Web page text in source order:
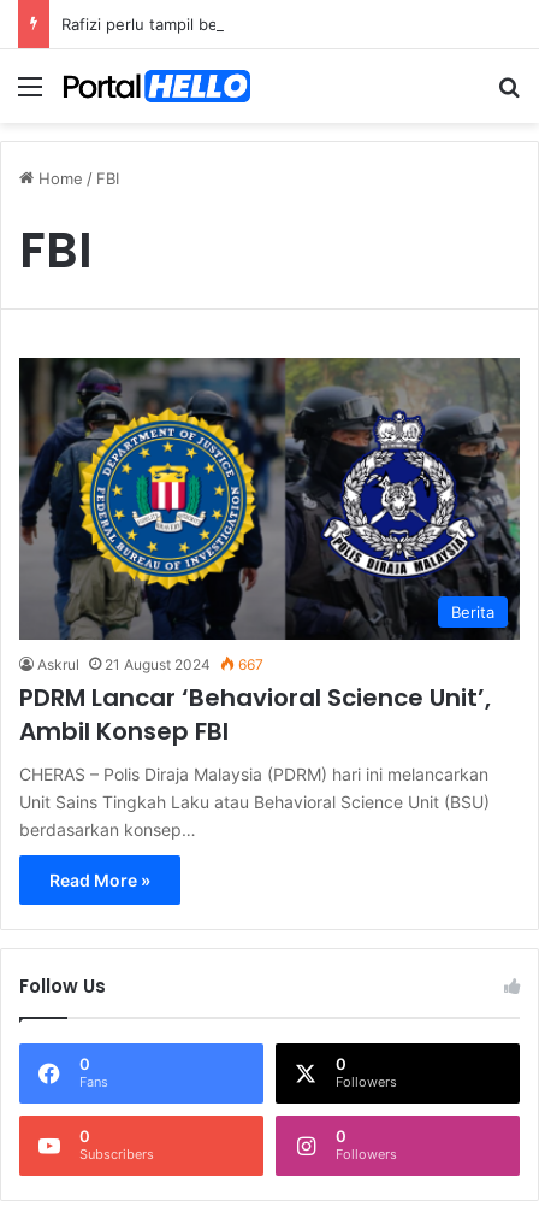
Menu
Home / FBI
FBI
Berita
Askrul 21 August 2024 667
PDRM Lancar ‘Behavioral Science Unit’,
Ambil Konsep FBI
CHERAS – Polis Diraja Malaysia (PDRM) hari ini melancarkan
Unit Sains Tingkah Laku atau Behavioral Science Unit (BSU)
berdasarkan konsep…
Read More »
Follow Us
0
Fans
0
Followers
0
Subscribers
0
Followers